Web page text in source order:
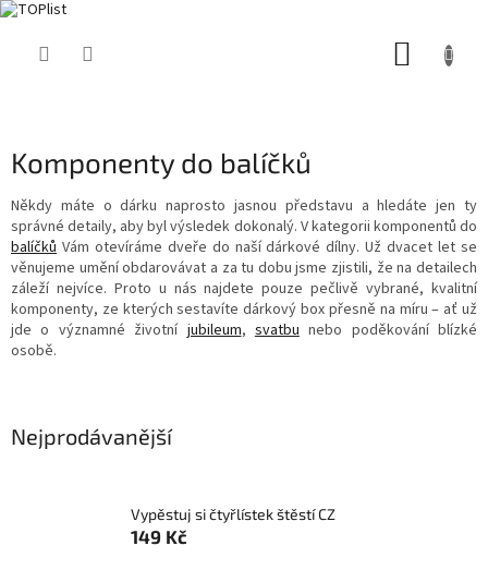
Komponenty do balíčků
Někdy máte o dárku naprosto jasnou představu a hledáte jen ty
správné detaily, aby byl výsledek dokonalý. V kategorii komponentů do
balíčků Vám otevíráme dveře do naší dárkové dílny. Už dvacet let se
věnujeme umění obdarovávat a za tu dobu jsme zjistili, že na detailech
záleží nejvíce. Proto u nás najdete pouze pečlivě vybrané, kvalitní
komponenty, ze kterých sestavíte dárkový box přesně na míru – ať už
jde o významné životní jubileum, svatbu nebo poděkování blízké
osobě.
Nejprodávanější
Vypěstuj si čtyřlístek štěstí CZ
149 Kč